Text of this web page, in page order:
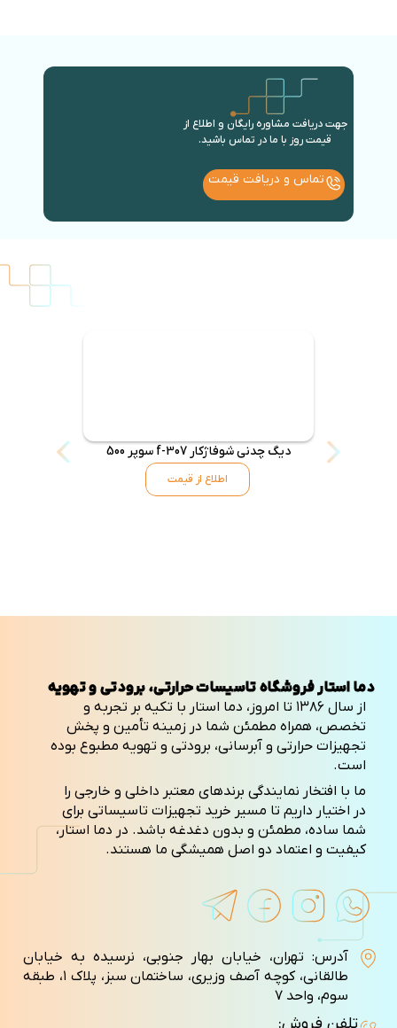
جهت دریافت مشاوره رایگان و اطلاع از
قیمت روز با ما در تماس باشید.
تماس و دریافت قیمت
دیگ چدنی شوفاژکار f-307 سوپر 500
اطلاع از قیمت
دما استار فروشگاه تاسیسات حرارتی، برودتی و تهویه
از سال ۱۳۸۶ تا امروز، دما استار با تکیه بر تجربه و
تخصص، همراه مطمئن شما در زمینه تأمین و پخش
تجهیزات حرارتی و آبرسانی، برودتی و تهویه مطبوع بوده
است.
ما با افتخار نمایندگی برندهای معتبر داخلی و خارجی را
در اختیار داریم تا مسیر خرید تجهیزات تاسیساتی برای
شما ساده، مطمئن و بدون دغدغه باشد. در دما استار،
کیفیت و اعتماد دو اصل همیشگی ما هستند.
آدرس: تهران، خیابان بهار جنوبی، نرسیده به خیابان
طالقانی، کوچه آصف وزيری، ساختمان سبز، پلاک ۱، طبقه
سوم، واحد ۷
تلفن فروش: